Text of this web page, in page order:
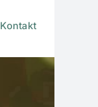
Kontakt